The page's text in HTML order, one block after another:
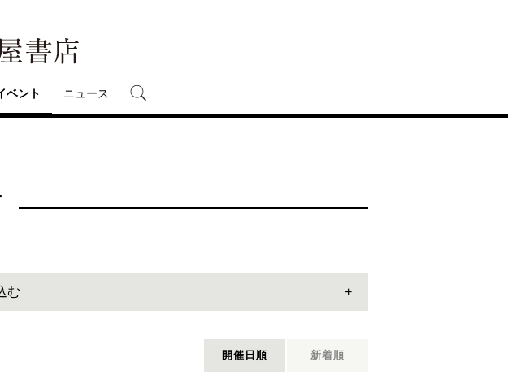
ベント ニュース
む
開催日順 新着順